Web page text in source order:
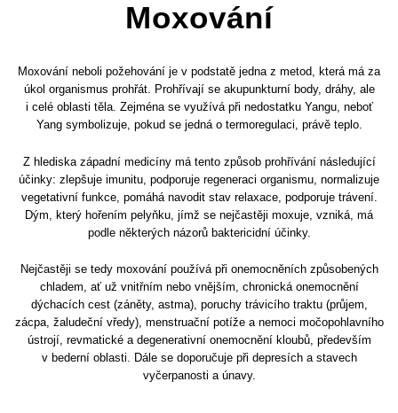
Moxování
Moxování neboli požehování je v podstatě jedna z metod, která má za
úkol organismus prohřát. Prohřívají se akupunkturní body, dráhy, ale
i celé oblasti těla. Zejména se využívá při nedostatku Yangu, neboť
Yang symbolizuje, pokud se jedná o termoregulaci, právě teplo.
Z hlediska západní medicíny má tento způsob prohřívání následující
účinky: zlepšuje imunitu, podporuje regeneraci organismu, normalizuje
vegetativní funkce, pomáhá navodit stav relaxace, podporuje trávení.
Dým, který hořením pelyňku, jímž se nejčastěji moxuje, vzniká, má
podle některých názorů baktericidní účinky.
Nejčastěji se tedy moxování používá při onemocněních způsobených
chladem, ať už vnitřním nebo vnějším, chronická onemocnění
dýchacích cest (záněty, astma), poruchy trávicího traktu (průjem,
zácpa, žaludeční vředy), menstruační potíže a nemoci močopohlavního
ústrojí, revmatické a degenerativní onemocnění kloubů, především
v bederní oblasti. Dále se doporučuje při depresích a stavech
vyčerpanosti a únavy.